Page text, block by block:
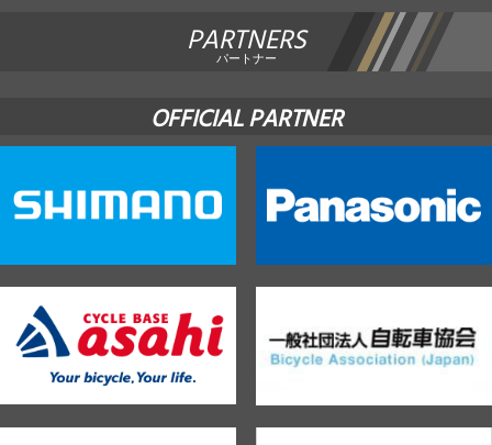
PARTNERS
パートナー
OFFICIAL PARTNER